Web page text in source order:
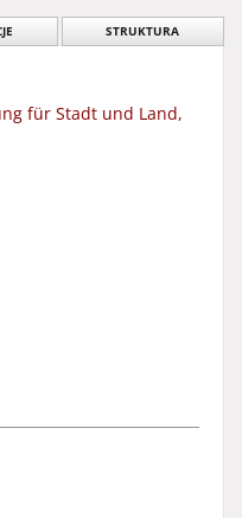
STRUKTURA
für Stadt und Land,